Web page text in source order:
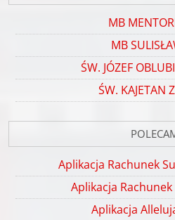
MB
MB
ŚW. JÓZEF
ŚW. KAJETAN
Aplikacja Rachunek
Aplikacja
Aplikacja